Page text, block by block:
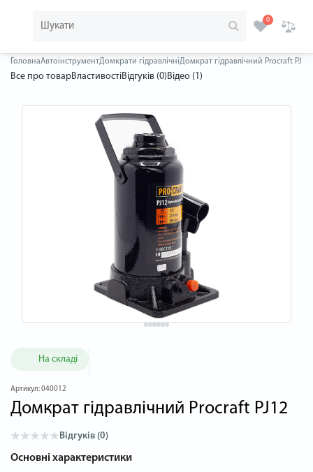
0
ГоловнаАвтоінструментДомкрати гідравлічніДомкрат гідравлічний Procraft PJ12
Все про товарВластивостіВідгуків (0)Відео (1)
На складі
Артикул:040012
Домкрат гідравлічний Procraft PJ12
Відгуків (0)
Основні характеристики